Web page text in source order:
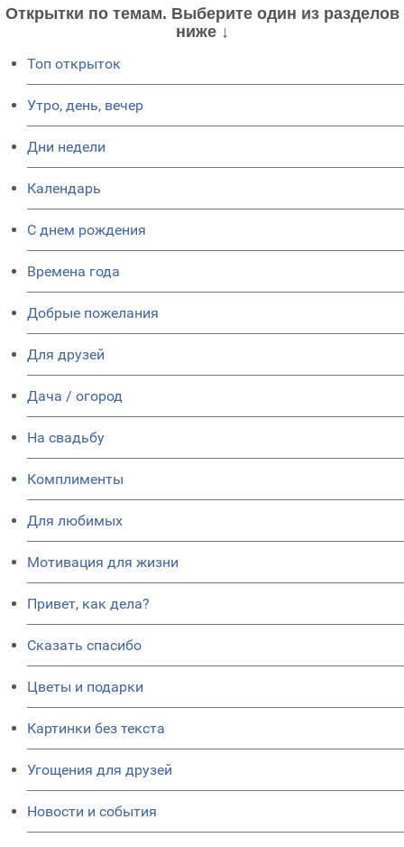
Открытки по темам. Выберите один из разделов
ниже ↓
Топ открыток
Утро, день, вечер
Дни недели
Календарь
C днем рождения
Времена года
Добрые пожелания
Для друзей
Дача / огород
На свадьбу
Комплименты
Для любимых
Мотивация для жизни
Привет, как дела?
Сказать спасибо
Цветы и подарки
Картинки без текста
Угощения для друзей
Новости и события